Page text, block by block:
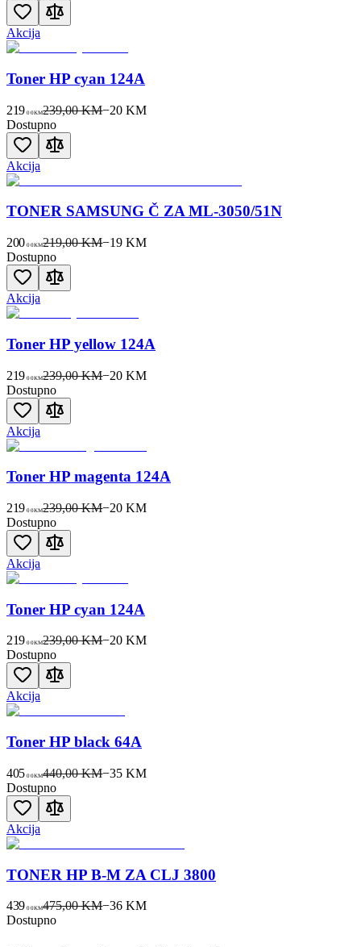
Akcija
Toner HP cyan 124A
219 00KM239,00 KM−20 KM
Dostupno
Akcija
TONER SAMSUNG Č ZA ML-3050/51N
200 00KM219,00 KM−19 KM
Dostupno
Akcija
Toner HP yellow 124A
219 00KM239,00 KM−20 KM
Dostupno
Akcija
Toner HP magenta 124A
219 00KM239,00 KM−20 KM
Dostupno
Akcija
Toner HP cyan 124A
219 00KM239,00 KM−20 KM
Dostupno
Akcija
Toner HP black 64A
405 00KM440,00 KM−35 KM
Dostupno
Akcija
TONER HP B-M ZA CLJ 3800
439 00KM475,00 KM−36 KM
Dostupno